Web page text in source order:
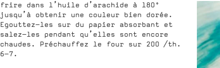
frire dans l’huile d’arachide à 180°
jusqu’à obtenir une couleur bien dorée.
Egouttez-les sur du papier absorbant et
salez-les pendant qu’elles sont encore
chaudes. Préchauffez le four sur 200 /th.
6-7.